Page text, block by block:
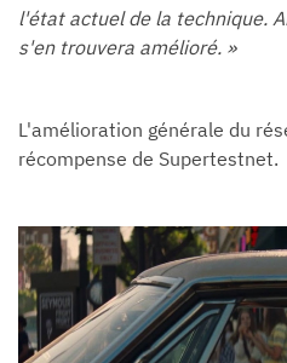
l'état actuel de la technique.
s'en trouvera amélioré. »
L'amélioration générale du
récompense de Supertestnet.